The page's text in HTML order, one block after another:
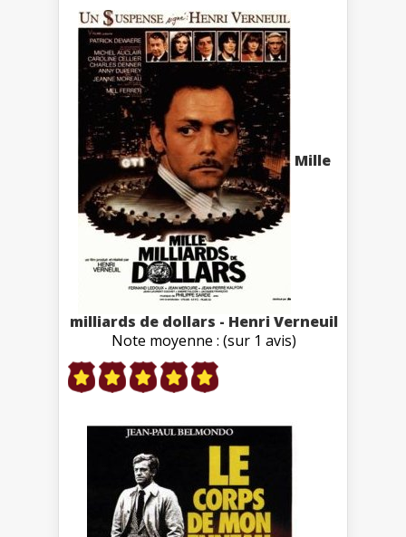
Mille
milliards de dollars - Henri Verneuil
Note moyenne : (sur 1 avis)